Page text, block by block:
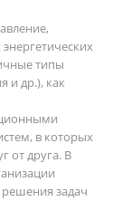
типы
и др.), как
в которых
от друга. В
задач